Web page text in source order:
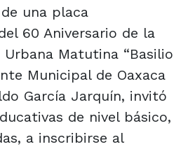
una placa
60 Aniversario de la
Urbana Matutina “Basilio
Municipal de Oaxaca
García Jarquín, invitó
de nivel básico,
a inscribirse al